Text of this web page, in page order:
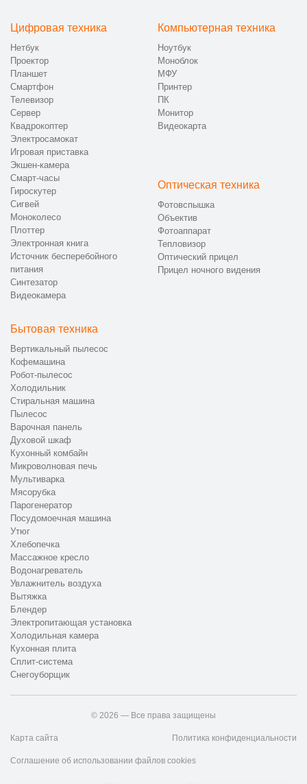
Цифровая техника
Нетбук
Проектор
Планшет
Смартфон
Телевизор
Сервер
Квадрокоптер
Электросамокат
Игровая приставка
Экшен-камера
Смарт-часы
Гироскутер
Сигвей
Моноколесо
Плоттер
Электронная книга
Источник бесперебойного
питания
Синтезатор
Видеокамера
Компьютерная техника
Ноутбук
Моноблок
МФУ
Принтер
ПК
Монитор
Видеокарта
Оптическая техника
Фотовспышка
Объектив
Фотоаппарат
Тепловизор
Оптический прицел
Прицел ночного видения
Бытовая техника
Вертикальный пылесос
Кофемашина
Робот-пылесос
Холодильник
Стиральная машина
Пылесос
Варочная панель
Духовой шкаф
Кухонный комбайн
Микроволновая печь
Мультиварка
Мясорубка
Парогенератор
Посудомоечная машина
Утюг
Хлебопечка
Массажное кресло
Водонагреватель
Увлажнитель воздуха
Вытяжка
Блендер
Электропитающая установка
Холодильная камера
Кухонная плита
Сплит-система
Снегоуборщик
© 2026 — Все права защищены
Карта сайта Политика конфиденциальности
Соглашение об использовании файлов cookies